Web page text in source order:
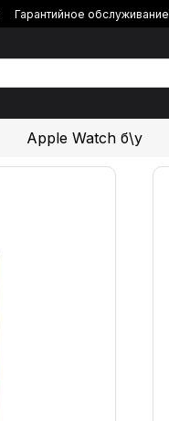
Гарантийное обслуживание
Apple Watch б\у